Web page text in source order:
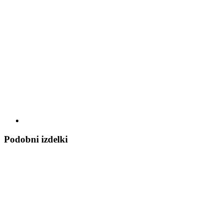
Podobni izdelki